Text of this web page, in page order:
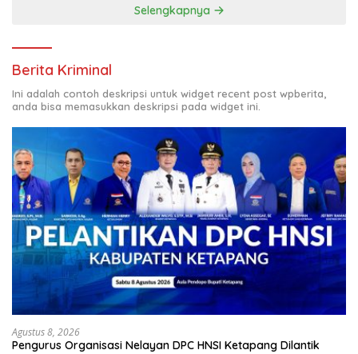
Selengkapnya
Berita Kriminal
Ini adalah contoh deskripsi untuk widget recent post wpberita,
anda bisa memasukkan deskripsi pada widget ini.
Agustus 8, 2026
Pengurus Organisasi Nelayan DPC HNSI Ketapang Dilantik